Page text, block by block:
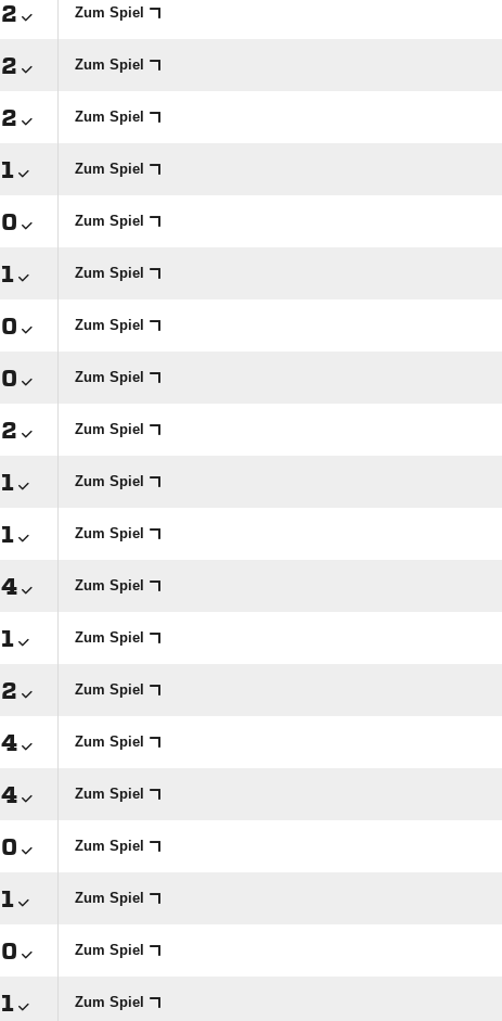
 Zum Spiel
 Zum Spiel
 Zum Spiel
 Zum Spiel
 Zum Spiel
 Zum Spiel
 Zum Spiel
 Zum Spiel
 Zum Spiel
 Zum Spiel
 Zum Spiel
 Zum Spiel
 Zum Spiel
 Zum Spiel
 Zum Spiel
 Zum Spiel
 Zum Spiel
 Zum Spiel
 Zum Spiel
 Zum Spiel